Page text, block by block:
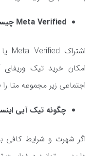
Meta Verified چیست؟
اشتراک Meta Verified یا همان تأییدیه متا به صورت
امکان خرید تیک وریفای
اجتماعی زیر مجموعه متا
چگونه تیک آبی
اگر شهرت و شرایط کافی